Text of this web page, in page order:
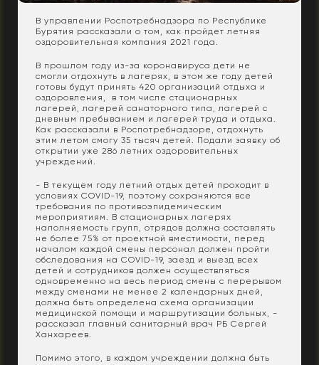
В управлении Роспотребнадзора по Республике
Бурятия рассказали о том, как пройдет летняя
оздоровительная компания 2021 года.
В прошлом году из-за коронавируса дети не
смогли отдохнуть в лагерях, в этом же году детей
готовы будут принять 420 организаций отдыха и
оздоровления, в том числе стационарных
лагерей, лагерей санаторного типа, лагерей с
дневным пребыванием и лагерей труда и отдыха.
Как рассказали в Роспотребнадзоре, отдохнуть
этим летом смогу 35 тысяч детей. Подали заявку об
открытии уже 286 летних оздоровительных
учреждений.
- В текущем году летний отдых детей проходит в
условиях COVID-19, поэтому сохраняются все
требования по противоэпидемическим
мероприятиям. В стационарных лагерях
наполняемость групп, отрядов должна составлять
не более 75% от проектной вместимости, перед
началом каждой смены персонал должен пройти
обследования на COVID-19, заезд и выезд всех
детей и сотрудников должен осуществляться
одновременно на весь период смены с перерывом
между сменами не менее 2 календарных дней,
должна быть определена схема организации
медицинской помощи и маршрутизации больных, -
рассказал главный санитарный врач РБ Сергей
Ханхареев.
Помимо этого, в каждом учреждении должна быть